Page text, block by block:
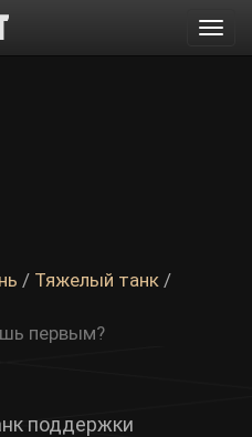
/ Тяжелый танк /
первым?
поддержки